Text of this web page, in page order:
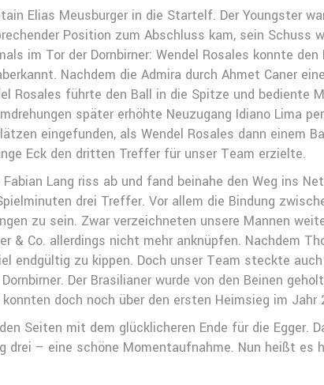
Elias Meusburger in die Startelf. Der Youngster
Position zum Abschluss kam, sein Schuss
im Tor der Dornbirner: Wendel Rosales konnte
Nachdem die Admira durch Ahmet Caner
Rosales führte den Ball in die Spitze und bediente
später erhöhte Neuzugang Idiano Lima
eingefunden, als Wendel Rosales dann einem
Eck den dritten Treffer für unser Team erzielte.
Lang riss ab und fand beinahe den Weg ins
drei Treffer. Vor allem die Bindung
zu sein. Zwar verzeichneten unsere Mannen
Co. allerdings nicht mehr anknüpfen. Nachdem
endgültig zu kippen. Doch unser Team steckte
Der Brasilianer wurde von den Beinen
doch noch über den ersten Heimsieg im Jahr
Seiten mit dem glücklicheren Ende für die Egger.
drei – eine schöne Momentaufnahme. Nun heißt es